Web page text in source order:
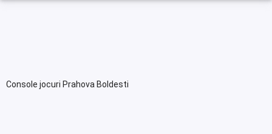
Console jocuri Prahova Boldesti